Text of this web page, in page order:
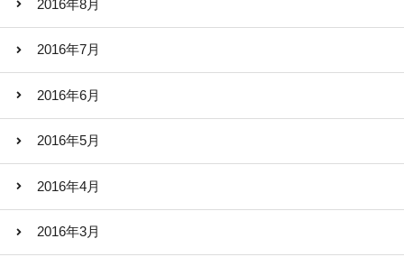
2016年8月
2016年7月
2016年6月
2016年5月
2016年4月
2016年3月